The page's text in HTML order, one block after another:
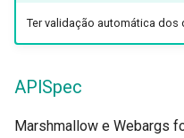
Ter validação automática
APISpec
Marshmallow e Webargs